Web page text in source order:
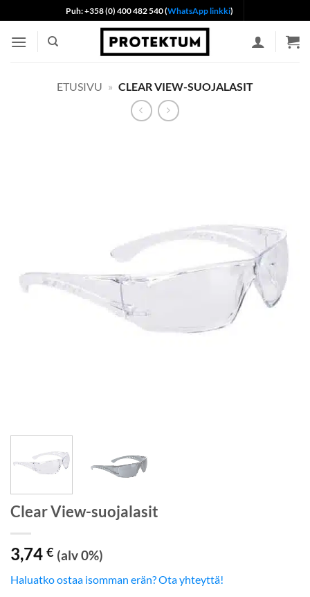
to
content
Puh: +358 (0) 400 482 540 (WhatsApp linkki)
ETUSIVU » CLEAR VIEW-SUOJALASIT
Clear View-suojalasit
3,74 € (alv 0%)
Haluatko ostaa isomman erän? Ota yhteyttä!